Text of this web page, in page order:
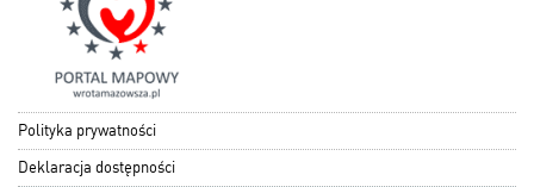
Polityka prywatności
Deklaracja dostępności